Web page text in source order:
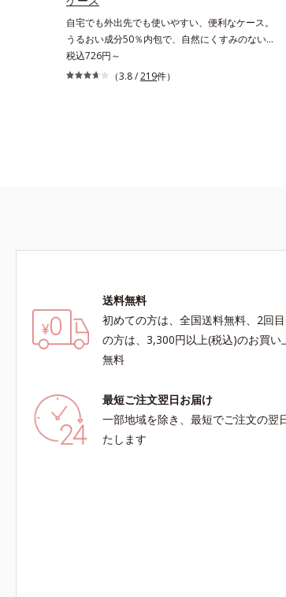
自宅でも外出先でも使いやすい、便利なケース。
うるおい成分50％内包で、自然にくすみのない
透明美肌を実現する「ルースパウダー」の専用ケ
ース（伸縮ネット、専用パフ付） うるおい成分
税込726円～
（3.8 /219件）
送料無料
初めての方は、全国送料無料、2回
の方は、3,300円以上(税込)のお買い
無料
最短ご注文翌日お届け
一部地域を除き、最短でご注文の翌
たします